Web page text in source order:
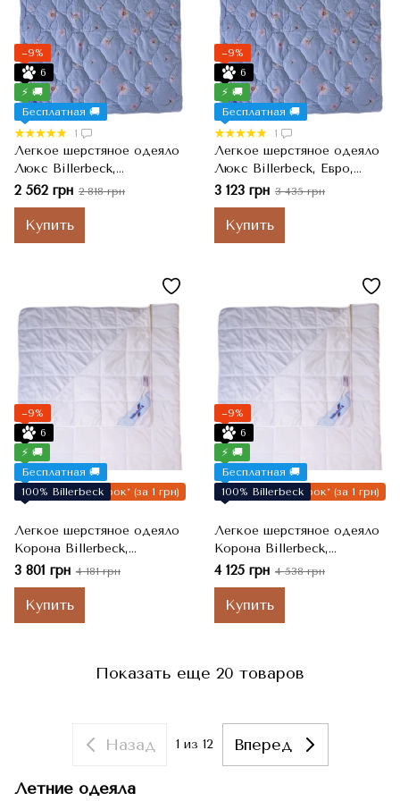
−9%
6
⚡ 🚚
Бесплатная 🚚
1
Легкое шерстяное одеяло
Люкс Billerbeck,
Двуспальный, 172x205 см,
750 г
2 562 грн 2 818 грн
Купить
−9%
6
⚡ 🚚
Бесплатная 🚚
1
Легкое шерстяное одеяло
Люкс Billerbeck, Евро,
200x220 см, 1000 г
3 123 грн 3 435 грн
Купить
Подарок* (за 1 грн)
−9%
6
⚡ 🚚
Бесплатная 🚚
100% Billerbeck
Легкое шерстяное одеяло
Корона Billerbeck,
Полуторный, 140x205 см,
700 г
3 801 грн 4 181 грн
Купить
Подарок* (за 1 грн)
−9%
6
⚡ 🚚
Бесплатная 🚚
100% Billerbeck
Легкое шерстяное одеяло
Корона Billerbeck,
Полуторный, 155x215 см,
800 г
4 125 грн 4 538 грн
Купить
Показать еще 20 товаров
Назад 1 из 12 Вперед
Летние одеяла